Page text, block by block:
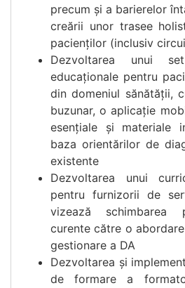
precum și a barierelor
creării unor trasee
pacienților (inclusiv
Dezvoltarea unui
educaționale pentru
din domeniul sănătății,
buzunar, o aplicație
esențiale și materiale
baza orientărilor de
existente
Dezvoltarea unui
pentru furnizorii de
vizează schimbarea
curente către o
gestionare a DA
Dezvoltarea și
de formare a